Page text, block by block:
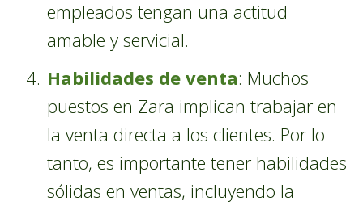
empleados tengan una actitud
amable y servicial.
Habilidades de venta: Muchos
puestos en Zara implican trabajar en
la venta directa a los clientes. Por lo
tanto, es importante tener habilidades
sólidas en ventas, incluyendo la